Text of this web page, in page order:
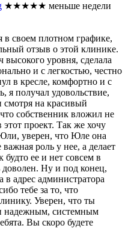
★★★★★ меньше недели
своем плотном графике,
отзыв о этой клинике.
уровня, сделала
и с легкостью, честно
в кресле, комфортно и с
я получал удовольствие,
на красивый
собственник вложил не
проект. Так же хочу
уверен, что Юле она
роль у нее, а делает
будто ее и нет совсем в
доволен. Ну и под конец,
в адрес администратора
тебе за то, что
Уверен, что ты
надежным, системным
Вы скоро будете